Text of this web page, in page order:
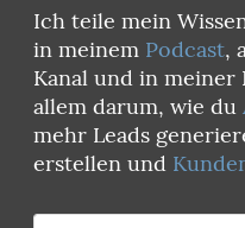
Ich teile mein
in meinem Podcast,
Kanal und in meiner
allem darum, wie du
mehr Leads
erstellen und